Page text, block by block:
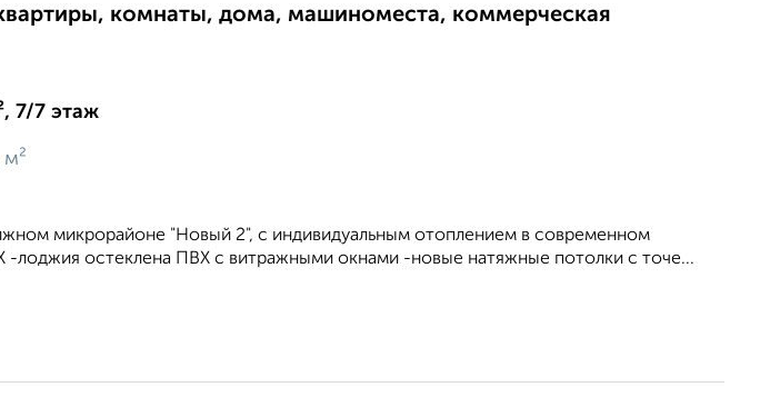
комнаты, дома, машиноместа, коммерческая
7/7 этаж
м²
микрорайоне "Новый 2", с индивидуальным отоплением в современном
лоджия остеклена ПВХ с витражными окнами -новые натяжные потолки с точе...